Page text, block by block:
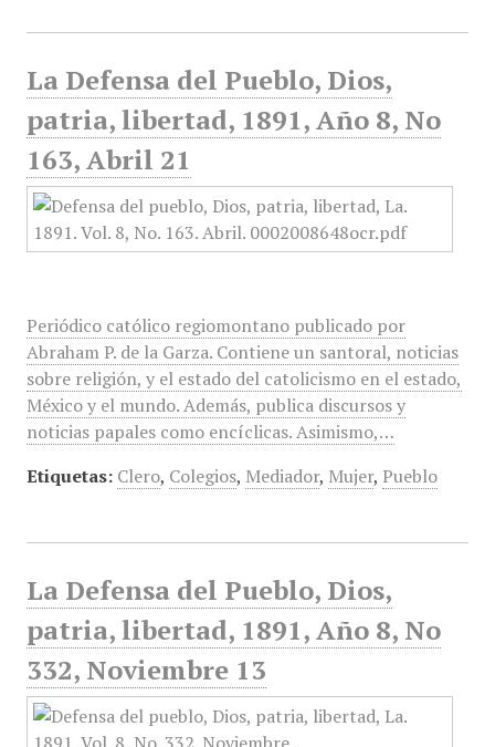
La Defensa del Pueblo, Dios,
patria, libertad, 1891, Año 8, No
163, Abril 21
Periódico católico regiomontano publicado por
Abraham P. de la Garza. Contiene un santoral, noticias
sobre religión, y el estado del catolicismo en el estado,
México y el mundo. Además, publica discursos y
noticias papales como encíclicas. Asimismo,…
Etiquetas: Clero, Colegios, Mediador, Mujer, Pueblo
La Defensa del Pueblo, Dios,
patria, libertad, 1891, Año 8, No
332, Noviembre 13